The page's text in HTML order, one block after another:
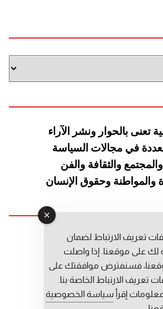
تعنى بالحوار ونشر الآراء
في مجالات السياسة
والثقافة والفن
والمواطنة وحقوق الإنسان
عبد الرحيم التوراني
المساعد: المعطي قبال
فاطمة حوحو
تعريف الارتباط لضمان
لك على موقعنا. إذا واصلت
فسنفترض موافقتك على
تعريف الارتباط الخاصة بنا.
إقرأ سياسة الخصوصية